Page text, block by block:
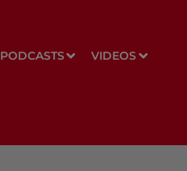
PODCASTS VIDEOS